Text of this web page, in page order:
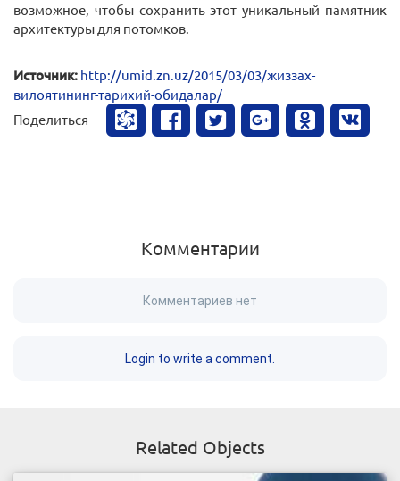
возможное, чтобы сохранить этот уникальный памятник
архитектуры для потомков.
Источник: http://umid.zn.uz/2015/03/03/жиззах-
вилоятининг-тарихий-обидалар/
Поделиться
Комментарии
Комментариев нет
Login to write a comment.
Related Objects